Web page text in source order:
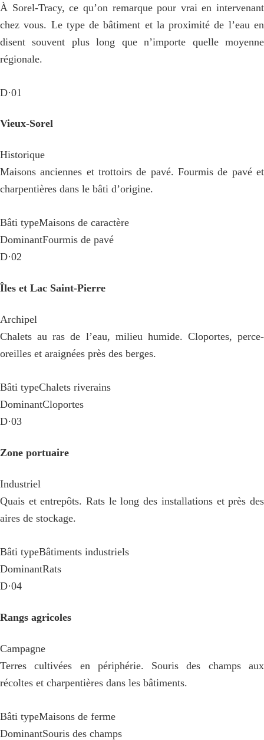
À Sorel-Tracy, ce qu’on remarque pour vrai en intervenant
chez vous. Le type de bâtiment et la proximité de l’eau en
disent souvent plus long que n’importe quelle moyenne
régionale.
D·01
Vieux-Sorel
Historique
Maisons anciennes et trottoirs de pavé. Fourmis de pavé et
charpentières dans le bâti d’origine.
Bâti typeMaisons de caractère
DominantFourmis de pavé
D·02
Îles et Lac Saint-Pierre
Archipel
Chalets au ras de l’eau, milieu humide. Cloportes, perce-
oreilles et araignées près des berges.
Bâti typeChalets riverains
DominantCloportes
D·03
Zone portuaire
Industriel
Quais et entrepôts. Rats le long des installations et près des
aires de stockage.
Bâti typeBâtiments industriels
DominantRats
D·04
Rangs agricoles
Campagne
Terres cultivées en périphérie. Souris des champs aux
récoltes et charpentières dans les bâtiments.
Bâti typeMaisons de ferme
DominantSouris des champs